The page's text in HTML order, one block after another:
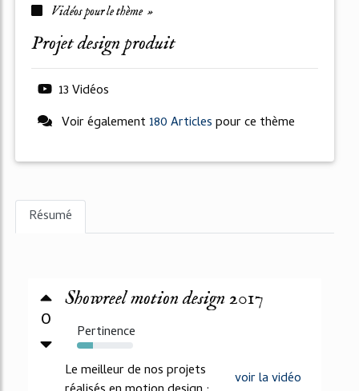
Vidéos pour le thème »
projet design produit
13 Vidéos
Voir également 180 Articlespour ce thème
Résumé
0
Showreel motion design 2017
Pertinence
29%
voir la vidéo
Le meilleur de nos projets